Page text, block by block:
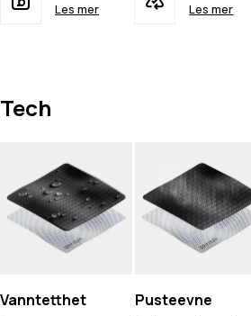
Les mer
Les mer
Tech
Vanntetthet Pusteevne